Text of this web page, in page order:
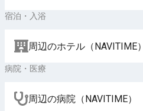
宿泊・入浴
周辺のホテル（NAVITIME）
病院・医療
周辺の病院（NAVITIME）